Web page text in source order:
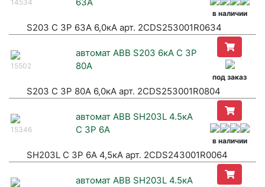
14534
в наличии
S203 C 3P 63A 6,0кА арт. 2CDS253001R0634
15502
автомат ABB S203 6кА C 3P
80A
под заказ
S203 C 3P 80A 6,0кА арт. 2CDS253001R0804
15346
автомат ABB SH203L 4.5кА
C 3P 6А
в наличии
SH203L C 3P 6А 4,5кА арт. 2CDS243001R0064
автомат ABB SH203L 4.5кА